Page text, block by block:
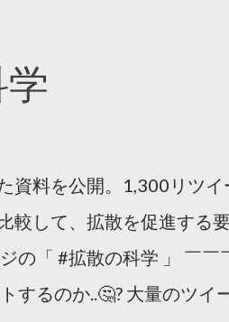
資料を公開。1,300リツイ
較して、拡散を促進する
「 #拡散の科学 」 ￣￣
するのか..🤔? 大量のツイ